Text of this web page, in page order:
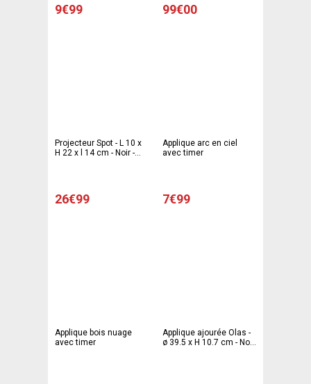
9€99 99€00
Projecteur Spot - L 10 x
H 22 x l 14 cm - Noir -
26€99
Applique arc en ciel
avec timer
7€99
Applique bois nuage
avec timer
Applique ajourée Olas -
ø 39.5 x H 10.7 cm - Noir